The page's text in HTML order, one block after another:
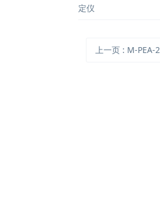
定仪
上一页 : M-PEA-2多功